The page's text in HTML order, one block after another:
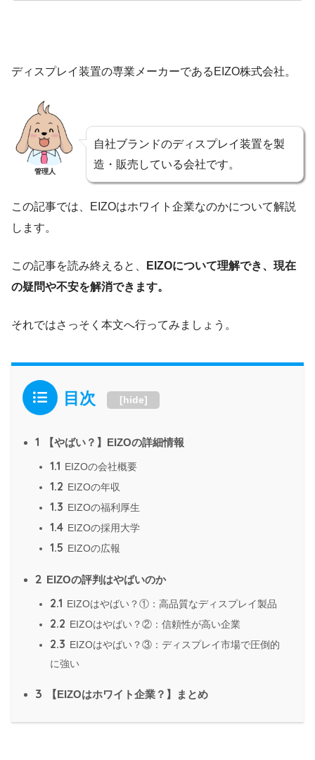
ディスプレイ装置の専業メーカーであるEIZO株式会社。
管理人
自社ブランドのディスプレイ装置を製
造・販売している会社です。
この記事では、EIZOはホワイト企業なのかについて解説
します。
この記事を読み終えると、
EIZOについて理解でき、現在
の疑問や不安を解消できます。
それではさっそく本文へ行ってみましょう。
目次 [hide]
1 【やばい？】EIZOの詳細情報
1.1 EIZOの会社概要
1.2 EIZOの年収
1.3 EIZOの福利厚生
1.4 EIZOの採用大学
1.5 EIZOの広報
2 EIZOの評判はやばいのか
2.1 EIZOはやばい？①：高品質なディスプレイ製品
2.2 EIZOはやばい？②：信頼性が高い企業
2.3 EIZOはやばい？③：ディスプレイ市場で圧倒的
に強い
3 【EIZOはホワイト企業？】まとめ